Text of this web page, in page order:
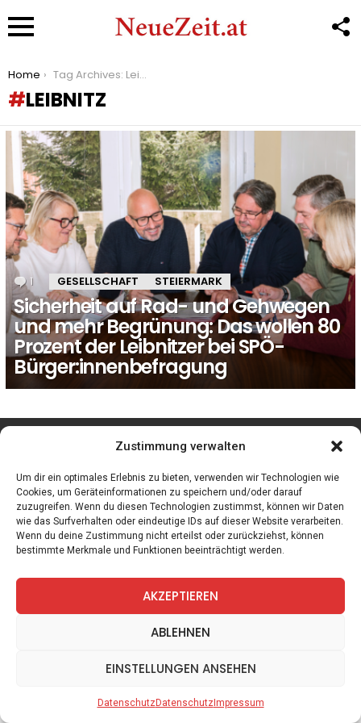
Zustimmung verwalten
Um dir ein optimales Erlebnis zu bieten, verwenden wir Technologien wie
Cookies, um Geräteinformationen zu speichern und/oder darauf
zuzugreifen. Wenn du diesen Technologien zustimmst, können wir Daten
wie das Surfverhalten oder eindeutige IDs auf dieser Website verarbeiten.
Wenn du deine Zustimmung nicht erteilst oder zurückziehst, können
bestimmte Merkmale und Funktionen beeinträchtigt werden.
AKZEPTIEREN
ABLEHNEN
EINSTELLUNGEN ANSEHEN
DatenschutzDatenschutzImpressum
You are here:
Home Tag Archives: Leibnitz
LEIBNITZ
LATEST
STORIES
1 Kommentar
GESELLSCHAFT STEIERMARK
Sicherheit auf Rad- und Gehwegen
und mehr Begrünung: Das wollen 80
Prozent der Leibnitzer bei SPÖ-
Bürger:innenbefragung
facebook instagram
Spiele Zitate Kontakt Datenschutz Impressum